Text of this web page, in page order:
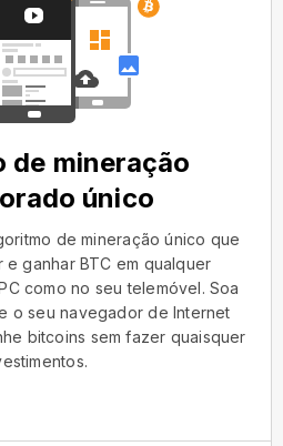
de mineração
único
de mineração único que
e ganhar BTC em qualquer
como no seu telemóvel. Soa
o seu navegador de Internet
bitcoins sem fazer quaisquer